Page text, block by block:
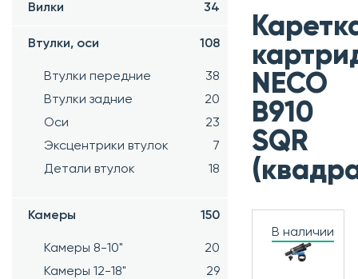
Вилки 34
Втулки, оси 108
Втулки передние
38
Втулки задние
20
Оси
23
Эксцентрики втулок
7
Детали втулок
18
Камеры 150
Камеры 8-10"
20
Камеры 12-18"
29
NECO
B910
SQR
В наличии